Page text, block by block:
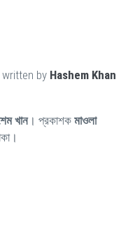
by Hashem Khan
খান। প্রকাশক মাওলা